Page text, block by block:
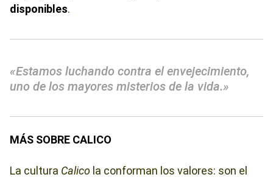
disponibles.
«Estamos luchando contra el envejecimiento,
uno de los mayores misterios de la vida.»
MÁS SOBRE CALICO
La cultura Calico la conforman los valores: son el